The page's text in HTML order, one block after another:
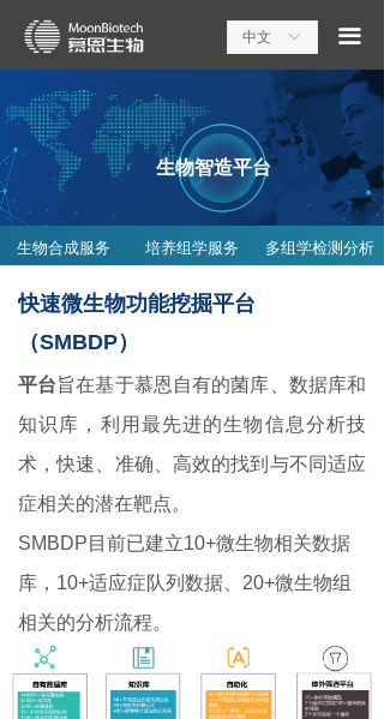
끀
ꀅ
中文
生物智造平台
生物合成服务 培养组学服务 多组学检测分析
快速微生物功能挖掘平台
（SMBDP）
平台旨在基于慕恩自有的菌库、数据库和
知识库，利用最先进的生物信息分析技
术，快速、准确、高效的找到与不同适应
症相关的潜在靶点。
SMBDP目前已建立10+微生物相关数据
库，10+适应症队列数据、20+微生物组
相关的分析流程。